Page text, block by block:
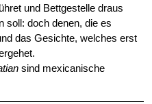
und Bettgestelle draus
soll: doch denen, die es
das Gesichte, welches erst
sind mexicanische